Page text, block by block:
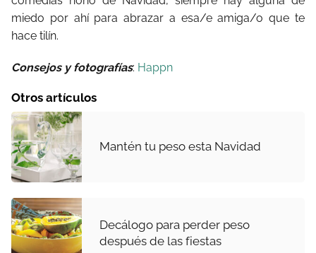
miedo por ahí para abrazar a esa/e amiga/o que te
hace tilín.
Consejos y fotografías: Happn
Otros artículos
Mantén tu peso esta Navidad
Decálogo para perder peso
después de las fiestas